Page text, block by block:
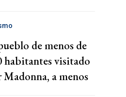
de menos de
habitantes visitado
Madonna, a menos